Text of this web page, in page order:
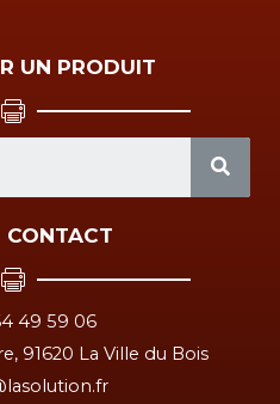
UN PRODUIT
CONTACT
49 59 06
91620 La Ville du Bois